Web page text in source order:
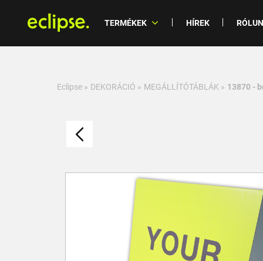
TERMÉKEK HÍREK
Eclipse » DEKORÁCIÓ » MEGÁLLÍTÓTÁBLÁK » 13870 -